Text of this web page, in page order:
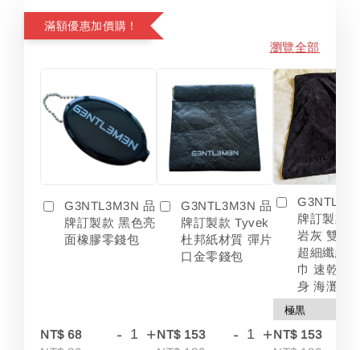
滿額優惠加價購！
瀏覽全部
G3NTL3M3N 品
牌訂製款 黑色亮
面橡膠零錢包
NT$ 68
- +
G3NTL3M3N 品
牌訂製款 Tyvek
杜邦紙材質 彈片
口金零錢包
NT$ 153
- +
牌訂製款
岩灰 雙色
超細纖維
巾 速乾 吸
身 海灘
NT$ 153